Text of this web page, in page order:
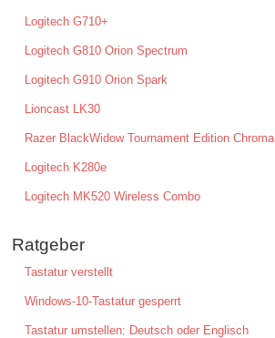
Logitech G710+
Logitech G810 Orion Spectrum
Logitech G910 Orion Spark
Lioncast LK30
Razer BlackWidow Tournament Edition Chroma
Logitech K280e
Logitech MK520 Wireless Combo
Ratgeber
Tastatur verstellt
Windows-10-Tastatur gesperrt
Tastatur umstellen: Deutsch oder Englisch